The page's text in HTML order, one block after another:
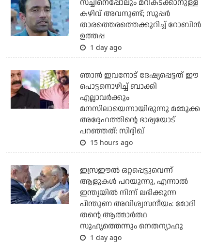
സച്ചിനെപ്പോലും മറികടക്കാനുള്ള
കഴിവ് അവനുണ്ട്; സൂപ്പര്‍
താരത്തെരത്തെക്കുറിച്ച് റോബിന്‍
ഉത്തപ്പ
1 day ago
ഞാന്‍ ഇവനോട് ദേഷ്യപ്പെട്ടത് ഈ
പൊട്ടനൊഴിച്ച് ബാക്കി
എല്ലാവര്‍ക്കും
മനസിലായെന്നായിരുന്നു മമ്മൂക്ക
അദ്ദേഹത്തിന്റെ ഭാര്യയോട്
പറഞ്ഞത്: സിദ്ദിഖ്
15 hours ago
ഇസ്രഈല്‍ ഒറ്റപ്പെട്ടുവെന്ന്
ആളുകള്‍ പറയുന്നു, എന്നാല്‍
ഇന്ത്യയില്‍ നിന്ന് ലഭിക്കുന്ന
പിന്തുണ അവിശ്വസനീയം: മോദി
തന്റെ ആത്മാര്‍ത്ഥ
സുഹൃത്തെന്നും നെതന്യാഹു
1 day ago